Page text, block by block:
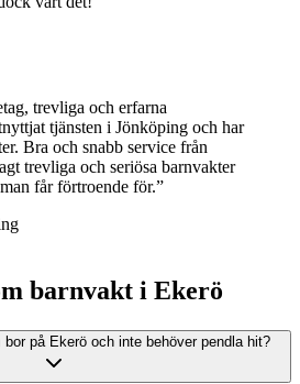
trevliga och erfarna
tjänsten i Jönköping och har
Bra och snabb service från
trevliga och seriösa barnvakter
får förtroende för.”
barnvakt i Ekerö
på Ekerö och inte behöver pendla hit?